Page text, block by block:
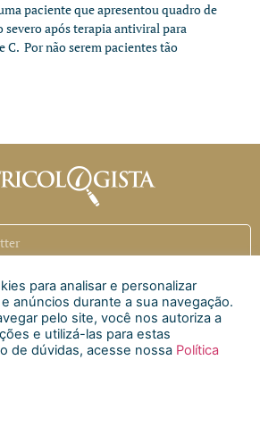
paciente que apresentou quadro de
após terapia antiviral para
Por não serem pacientes tão
Inscrever
a CAECI
Htri
para analisar e personalizar
anúncios durante a sua navegação.
pelo site, você nos autoriza a
e utilizá-las para estas
de dúvidas, acesse nossa Política